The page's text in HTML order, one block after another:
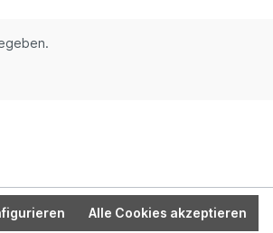
Alle Cookies akzeptieren